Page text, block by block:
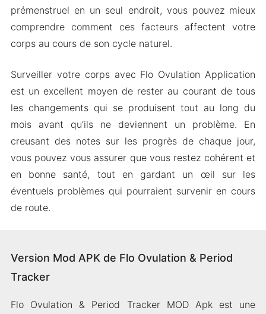
prémenstruel en un seul endroit, vous pouvez mieux
comprendre comment ces facteurs affectent votre
corps au cours de son cycle naturel.
Surveiller votre corps avec Flo Ovulation Application
est un excellent moyen de rester au courant de tous
les changements qui se produisent tout au long du
mois avant qu’ils ne deviennent un problème. En
creusant des notes sur les progrès de chaque jour,
vous pouvez vous assurer que vous restez cohérent et
en bonne santé, tout en gardant un œil sur les
éventuels problèmes qui pourraient survenir en cours
de route.
Version Mod APK de Flo Ovulation & Period
Tracker
Flo Ovulation & Period Tracker MOD Apk est une